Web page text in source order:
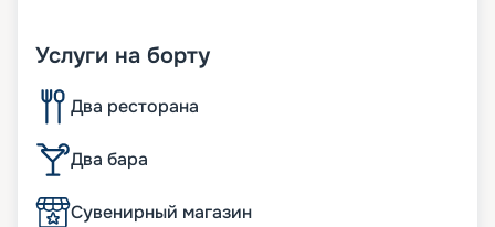
Услуги на борту
Два ресторана
Два бара
Сувенирный магазин